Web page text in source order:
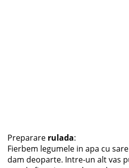
Preparare rulada:
Fierbem legumele in apa cu
dam deoparte. Intre-un alt vas